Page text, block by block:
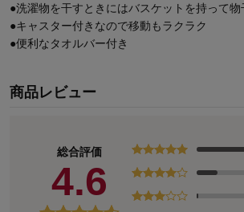
●洗濯物を干すときにはバスケットを持って物
●キャスター付きなので移動もラクラク
●便利なタオルバー付き
商品レビュー
総合評価
4.6